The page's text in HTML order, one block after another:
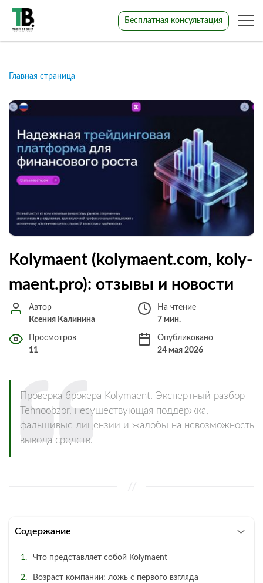
Бесплатная консультация
Главная страница
Kolymaent (kolymaent.com, koly-
maent.pro): отзывы и новости
Автор
Ксения Калинина
На чтение
7 мин.
Просмотров
11
Опубликовано
24 мая 2026
Проверка брокера Kolymaent. Экспертный разбор
Tehnoobzor, несуществующая поддержка,
фальшивые лицензии и жалобы на невозможность
вывода средств.
Содержание
Что представляет собой Kolymaent
Возраст компании: ложь с первого взгляда